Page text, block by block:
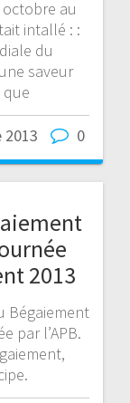
au
intallé : :
du
saveur
2013 0
2013
Bégaiement
par l’APB.